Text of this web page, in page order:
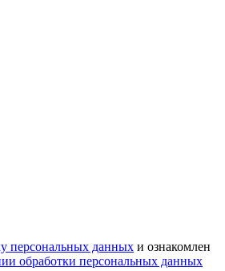
персональных данных и ознакомлен
обработки персональных данных